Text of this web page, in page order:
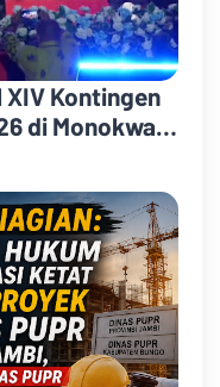
Kontingen
di Monokwari